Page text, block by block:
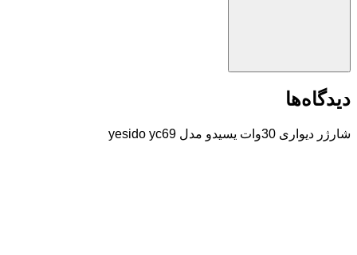
دیدگاه‌ها
شارژر دیواری 30وات یسیدو مدل yesido yc69